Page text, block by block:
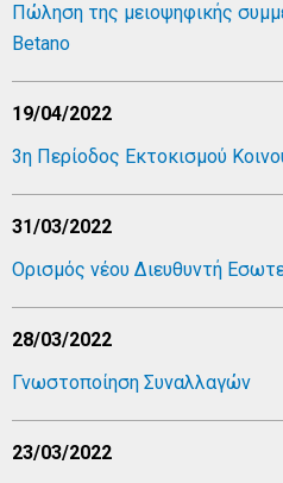
Πώληση της μειοψηφικής
Betano
19/04/2022
3η Περίοδος Εκτοκισμού
31/03/2022
Ορισμός νέου Διευθυντή
28/03/2022
Γνωστοποίηση Συναλλαγών
23/03/2022